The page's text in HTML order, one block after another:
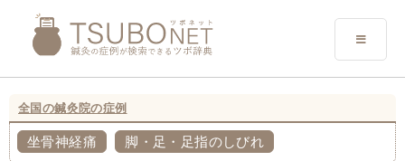
全国の鍼灸院の症例
坐骨神経痛 脚・足・足指のしびれ